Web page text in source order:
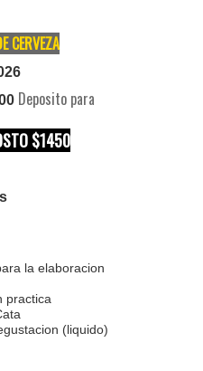
CERVEZA
Deposito para
$1450
la elaboracion
practica
(liquido)